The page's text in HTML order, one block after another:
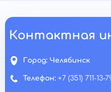
Контактная
Город: Челябинск
Телефон: +7 (351) 711-13-